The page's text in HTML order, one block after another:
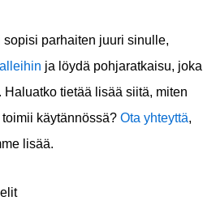
parhaiten juuri sinulle,
ja löydä pohjaratkaisu, joka
tietää lisää siitä, miten
käytännössä? Ota yhteyttä,
lisää.